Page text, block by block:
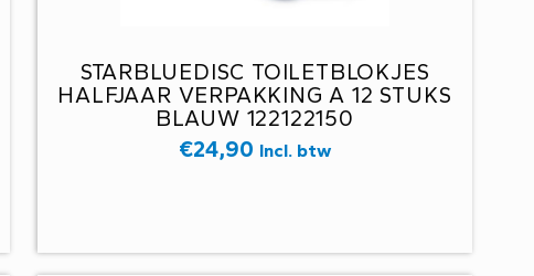
STARBLUEDISC TOILETBLOKJES
HALFJAAR VERPAKKING A 12 STUKS
BLAUW 122122150
€24,90 Incl. btw